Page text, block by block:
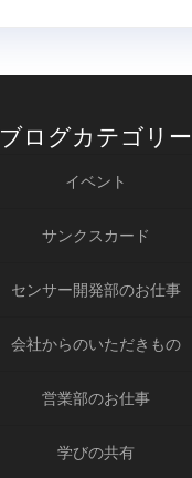
ブログカテゴリー
イベント
サンクスカード
センサー開発部のお仕事
会社からのいただきもの
営業部のお仕事
学びの共有